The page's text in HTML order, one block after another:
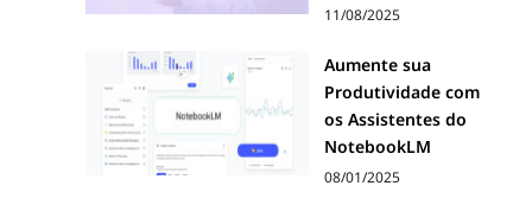
11/08/2025
Aumente sua
Produtividade com
os Assistentes do
NotebookLM
08/01/2025